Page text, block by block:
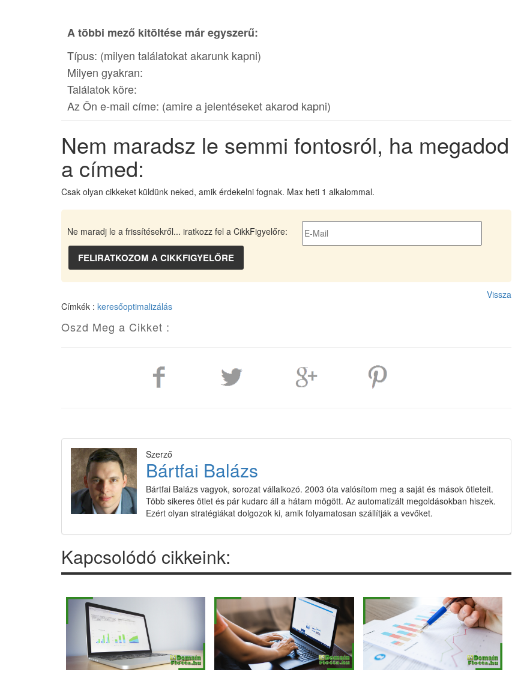
A többi mező kitöltése már egyszerű:
Típus: (milyen találatokat akarunk kapni)
Milyen gyakran:
Találatok köre:
Az Ön e-mail címe: (amire a jelentéseket akarod kapni)
Nem maradsz le semmi fontosról, ha megadod
a címed:
Csak olyan cikkeket küldünk neked, amik érdekelni fognak. Max heti 1 alkalommal.
Ne maradj le a frissítésekről... iratkozz fel a CikkFigyelőre:
Vissza
Címkék : keresőoptimalizálás
Oszd Meg a Cikket :
Szerző
Bártfai Balázs
Bártfai Balázs vagyok, sorozat vállalkozó. 2003 óta valósítom meg a saját és mások ötleteit.
Több sikeres ötlet és pár kudarc áll a hátam mögött. Az automatizált megoldásokban hiszek.
Ezért olyan stratégiákat dolgozok ki, amik folyamatosan szállítják a vevőket.
Kapcsolódó cikkeink: